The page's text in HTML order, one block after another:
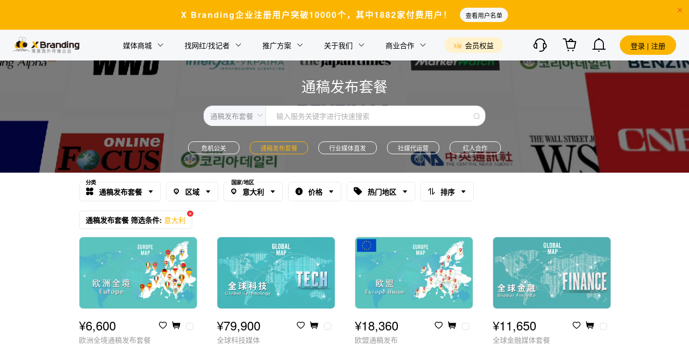
X Branding企业注册用户突破10000个，其中1882家付费用户！ 查看用户名单
媒体商城 找网红/找记者 推广方案 关于我们 商业合作 会员权益 登录 | 注册
通稿发布套餐
危机公关 通稿发布套餐 行业媒体直发 社媒代运营 红人合作
分类
通稿发布套餐 区域
国家/地区
意大利 价格 热门地区 排序
通稿发布套餐 筛选条件: 意大利
¥6,600
欧洲全境通稿发布套餐
¥79,900
全球科技媒体
¥18,360
欧盟通稿发布
¥11,650
全球金融媒体套餐